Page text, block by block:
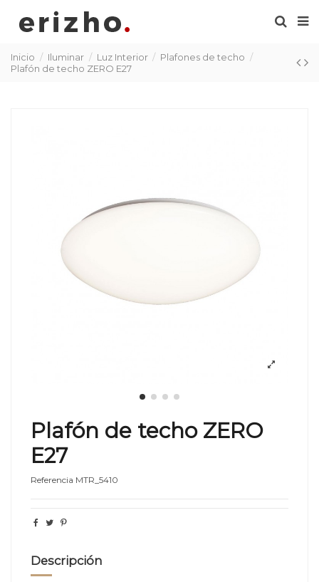
Inicio Iluminar Luz Interior
Plafones de techo
Plafón de techo ZERO E27
Plafón de techo ZERO
E27
Referencia MTR_5410
Descripción